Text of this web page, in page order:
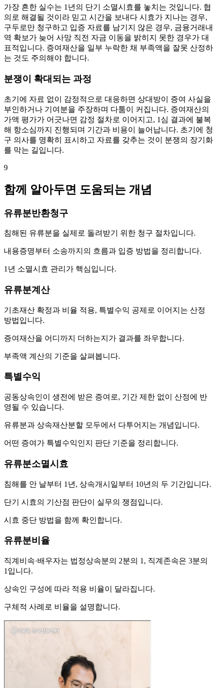
가장 흔한 실수는 1년의 단기 소멸시효를 놓치는 것입니다. 협
의로 해결될 것이라 믿고 시간을 보내다 시효가 지나는 경우,
구두로만 청구하고 입증 자료를 남기지 않은 경우, 금융거래내
역 확보가 늦어 사망 직전 자금 이동을 밝히지 못한 경우가 대
표적입니다. 증여재산을 일부 누락한 채 부족액을 잘못 산정하
는 것도 주의해야 합니다.
분쟁이 확대되는 과정
초기에 자료 없이 감정적으로 대응하면 상대방이 증여 사실을
부인하거나 기여분을 주장하며 다툼이 커집니다. 증여재산의
가액 평가가 어긋나면 감정 절차로 이어지고, 1심 결과에 불복
해 항소심까지 진행되며 기간과 비용이 늘어납니다. 초기에 청
구 의사를 명확히 표시하고 자료를 갖추는 것이 분쟁의 장기화
를 막는 길입니다.
9
함께 알아두면 도움되는 개념
유류분반환청구
침해된 유류분을 실제로 돌려받기 위한 청구 절차입니다.
내용증명부터 소송까지의 흐름과 입증 방법을 정리합니다.
1년 소멸시효 관리가 핵심입니다.
유류분계산
기초재산 확정과 비율 적용, 특별수익 공제로 이어지는 산정
방법입니다.
증여재산을 어디까지 더하는지가 결과를 좌우합니다.
부족액 계산의 기준을 살펴봅니다.
특별수익
공동상속인이 생전에 받은 증여로, 기간 제한 없이 산정에 반
영될 수 있습니다.
유류분과 상속재산분할 모두에서 다투어지는 개념입니다.
어떤 증여가 특별수익인지 판단 기준을 정리합니다.
유류분소멸시효
침해를 안 날부터 1년, 상속개시일부터 10년의 두 기간입니다.
단기 시효의 기산점 판단이 실무의 쟁점입니다.
시효 중단 방법을 함께 확인합니다.
유류분비율
직계비속·배우자는 법정상속분의 2분의 1, 직계존속은 3분의
1입니다.
상속인 구성에 따라 적용 비율이 달라집니다.
구체적 사례로 비율을 설명합니다.